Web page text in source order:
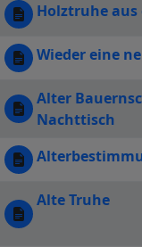
Holztruhe aus
Wieder eine
Alter
Nachttisch
Alte Truhe